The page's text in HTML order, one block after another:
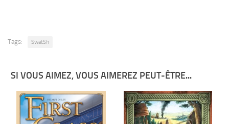
Tags: SwatSh
SI VOUS AIMEZ, VOUS AIMEREZ PEUT-ÊTRE...